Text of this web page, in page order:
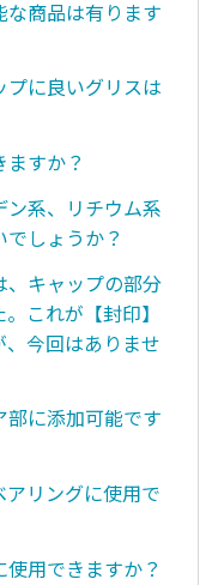
な商品は有ります
に良いグリスは
すか？
系、リチウム系
しょうか？
、キャップの部分
これが【封印】
今回はありませ
に添加可能です
リングに使用で
用できますか？